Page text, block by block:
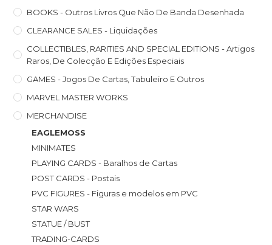
BOOKS - Outros Livros Que Não De Banda Desenhada
CLEARANCE SALES - Liquidações
COLLECTIBLES, RARITIES AND SPECIAL EDITIONS - Artigos
Raros, De Colecção E Edições Especiais
GAMES - Jogos De Cartas, Tabuleiro E Outros
MARVEL MASTER WORKS
MERCHANDISE
EAGLEMOSS
MINIMATES
PLAYING CARDS - Baralhos de Cartas
POST CARDS - Postais
PVC FIGURES - Figuras e modelos em PVC
STAR WARS
STATUE / BUST
TRADING-CARDS